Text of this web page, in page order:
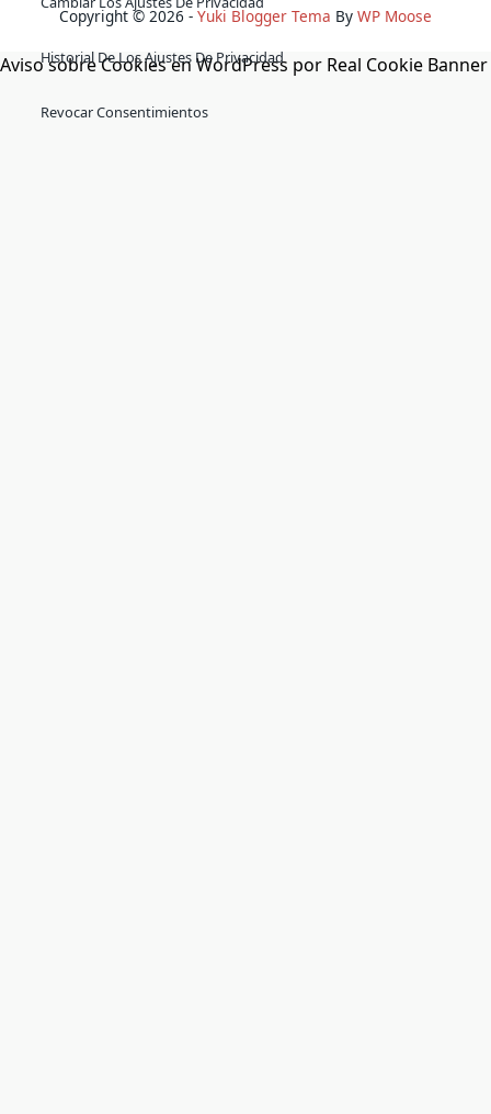
Historial De Los Ajustes De Privacidad
Revocar Consentimientos
Copyright © 2026 - Yuki Blogger Tema By WP Moose
Aviso sobre Cookies en WordPress por Real Cookie Banner